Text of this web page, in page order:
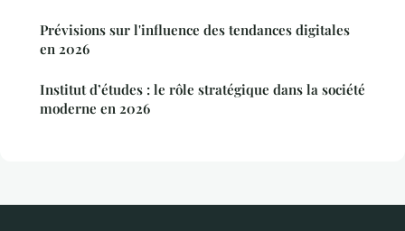
Prévisions sur l'influence des tendances digitales
en 2026
Institut d’études : le rôle stratégique dans la société
moderne en 2026